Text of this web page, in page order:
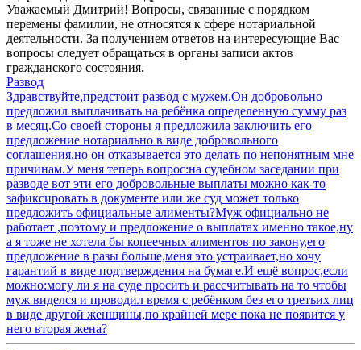
Уважаемый Дмитрий! Вопросы, связанные с порядком
перемены фамилии, не относятся к сфере нотариальной
деятельности. За получением ответов на интересующие Вас
вопросы следует обращаться в органы записи актов
гражданского состояния.
Развод
Здравствуйте,предстоит развод с мужем.Он добровольно
предложил выплачивать на ребёнка определенную сумму раз
в месяц.Со своей стороны я предложила заключить его
предложение нотариально в виде добровольного
соглашения,но он отказывается это делать по непонятным мне
причинам.У меня теперь вопрос:на судебном заседании при
разводе вот эти его добровольные выплаты можно как-то
зафиксировать в документе или же суд может только
предложить официальные алименты?Муж официально не
работает ,поэтому и предложение о выплатах именно такое,ну
а я тоже не хотела бы копеечных алиментов по закону,его
предложение в разы больше,меня это устраивает,но хочу
гарантий в виде подтверждения на бумаге.И ещё вопрос,если
можно:могу ли я на суде просить и рассчитывать на то чтобы
муж виделся и проводил время с ребёнком без его третьих лиц
в виде другой женщины,по крайней мере пока не появится у
него вторая жена?